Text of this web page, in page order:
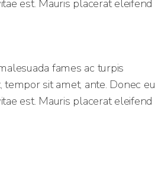
est. Mauris placerat eleifend
fames ac turpis
sit amet, ante. Donec eu
est. Mauris placerat eleifend